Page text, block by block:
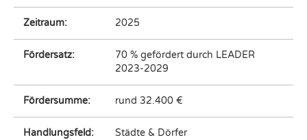
Zeitraum: 2025
Fördersatz:
70 % gefördert durch LEADER
2023-2029
Fördersumme: rund 32.400 €
Handlungsfeld: Städte & Dörfer